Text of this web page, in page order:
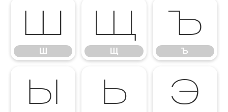
Ш
Ш
Щ
Щ
Ъ
Ъ
Ы Ь Э